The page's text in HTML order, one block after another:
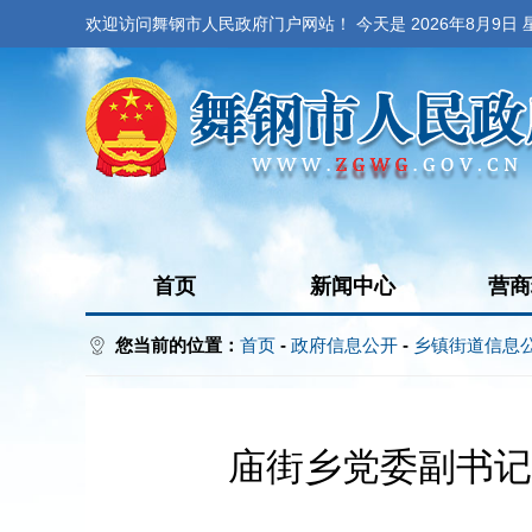
欢迎访问舞钢市人民政府门户网站！ 今天是 2026年8月9日
首页 新闻中心 营
您当前的位置： 首页 - 政府信息公开 - 乡镇街道信息
庙街乡党委副书